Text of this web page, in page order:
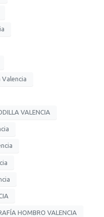
VALENCIA
HOMBRO VALENCIA